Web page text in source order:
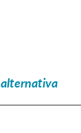
alternativa